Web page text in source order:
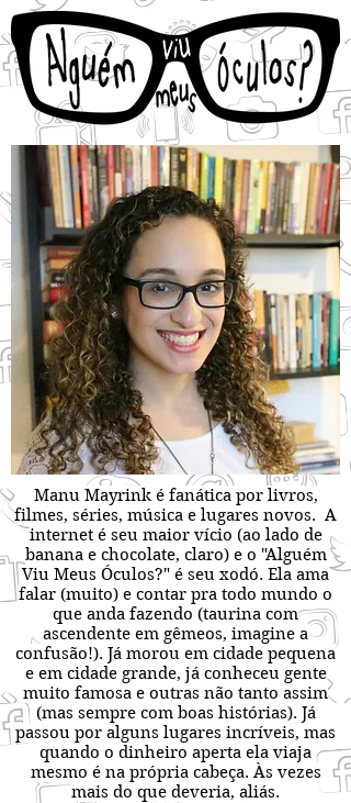
Manu Mayrink é fanática por livros,
filmes, séries, música e lugares novos. A
internet é seu maior vício (ao lado de
banana e chocolate, claro) e o "Alguém
Viu Meus Óculos?" é seu xodó. Ela ama
falar (muito) e contar pra todo mundo o
que anda fazendo (taurina com
ascendente em gêmeos, imagine a
confusão!). Já morou em cidade pequena
e em cidade grande, já conheceu gente
muito famosa e outras não tanto assim
(mas sempre com boas histórias). Já
passou por alguns lugares incríveis, mas
quando o dinheiro aperta ela viaja
mesmo é na própria cabeça. Às vezes
mais do que deveria, aliás.